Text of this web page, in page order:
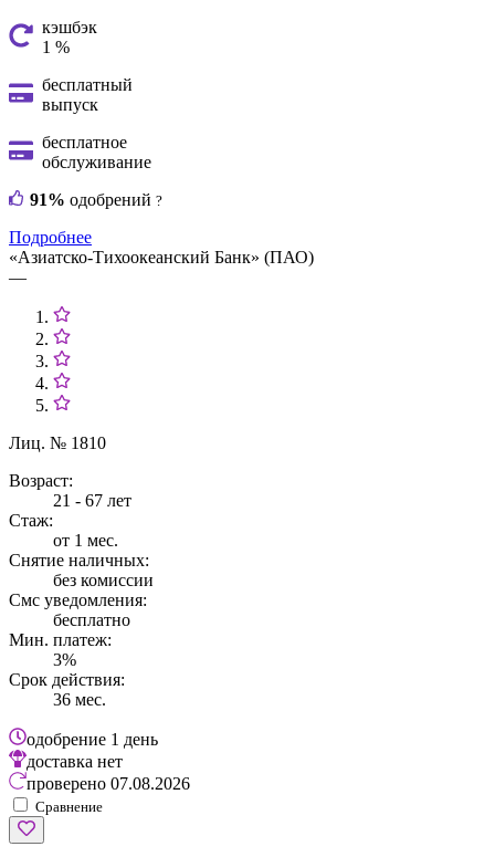
кэшбэк
1 %
бесплатный
выпуск
бесплатное
обслуживание
91% одобрений ?
Подробнее
«Азиатско-Тихоокеанский Банк» (ПАО)
—
Лиц. № 1810
Возраст:
21 - 67 лет
Стаж:
от 1 мес.
Снятие наличных:
без комиссии
Смс уведомления:
бесплатно
Мин. платеж:
3%
Срок действия:
36 мес.
одобрение 1 день
доставка нет
проверено 07.08.2026
Сравнение